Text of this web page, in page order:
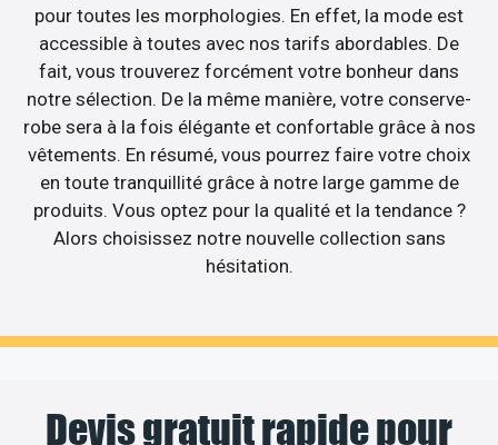
pour toutes les morphologies. En effet, la mode est
accessible à toutes avec nos tarifs abordables. De
fait, vous trouverez forcément votre bonheur dans
notre sélection. De la même manière, votre conserve-
robe sera à la fois élégante et confortable grâce à nos
vêtements. En résumé, vous pourrez faire votre choix
en toute tranquillité grâce à notre large gamme de
produits. Vous optez pour la qualité et la tendance ?
Alors choisissez notre nouvelle collection sans
hésitation.
Devis gratuit rapide pour